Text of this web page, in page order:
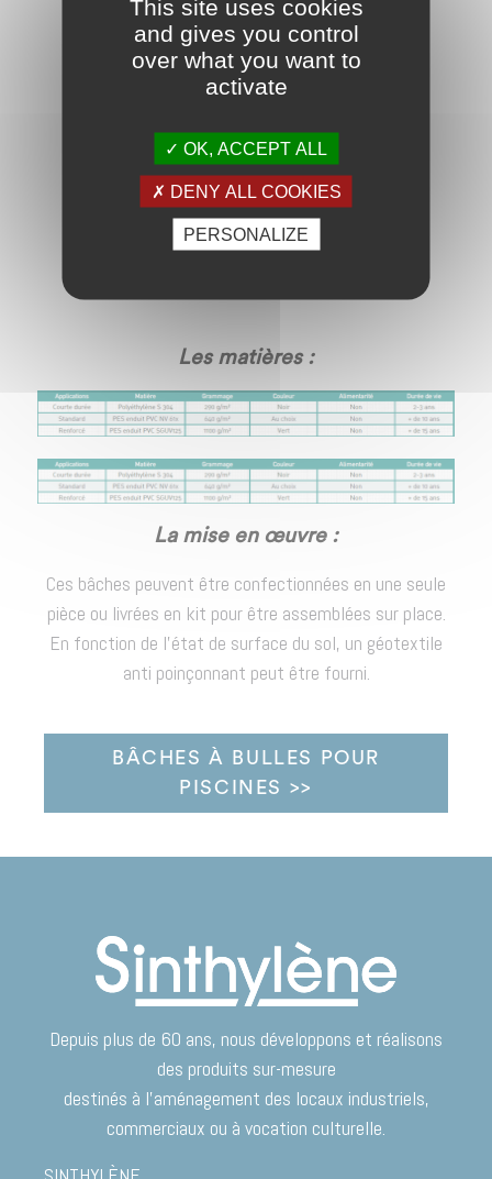
Sur-mesure
Les matières :
La mise en œuvre :
Ces bâches peuvent être confectionnées en une seule
pièce ou livrées en kit pour être assemblées sur place.
En fonction de l’état de surface du sol, un géotextile
anti poinçonnant peut être fourni.
BÂCHES À BULLES POUR
PISCINES >>
Depuis plus de 60 ans, nous développons et réalisons
des produits sur-mesure
destinés à l’aménagement des locaux industriels,
commerciaux ou à vocation culturelle.
This site uses cookies
and gives you control
over what you want to
activate
OK, ACCEPT ALL
DENY ALL COOKIES
PERSONALIZE